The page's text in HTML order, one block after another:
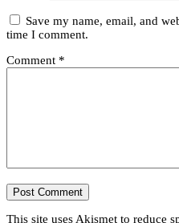
Save my name, email, and
time I comment.
Comment *
This site uses Akismet to reduce